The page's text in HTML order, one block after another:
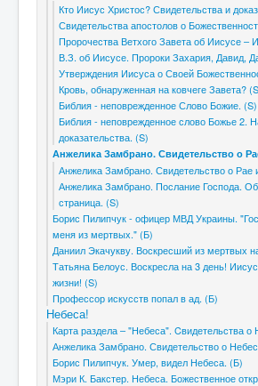
Кто Иисус Христос? Свидетельства и
Свидетельства апостолов о
Пророчества Ветхого Завета об Иисусе –
В.З. об Иисусе. Пророки Захария, Давид,
Утверждения Иисуса о Своей
Кровь, обнаруженная на ковчеге Завета?
Библия - неповрежденное Слово Божие. (S)
Библия - неповрежденное слово Божье 2.
доказательства. (S)
Анжелика Замбрано. Свидетельство о
Анжелика Замбрано. Свидетельство о Рае
Анжелика Замбрано. Послание Господа.
страница. (S)
Борис Пилипчук - офицер МВД Украины.
меня из мертвых." (Б)
Даниил Экачукву. Воскресший из мертвых
Татьяна Белоус. Воскресла на 3 день!
жизни! (S)
Профессор искусств попал в ад. (Б)
Небеса!
Карта раздела – "Небеса". Cвидетельства о
Анжелика Замбрано. Свидетельство о
Борис Пилипчук. Умер, видел Небеса. (Б)
Мэри К. Бакстер. Небеса. Божественное